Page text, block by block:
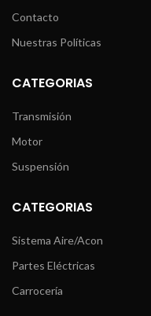
Contacto
Nuestras Políticas
CATEGORIAS
Transmisión
Motor
Suspensión
CATEGORIAS
Sistema Aire/Acon
Partes Eléctricas
Carrocería